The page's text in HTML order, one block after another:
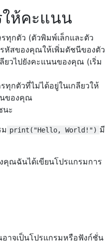
ห้คะแนน
ทุกตัว (ตัวพิมพ์เล็กและตัว
หัสของคุณให้เพิ่มดัชนีของตัว
ยวไปยังคะแนนของคุณ (เริ่ม
ทุกตัวที่ไม่ได้อยู่ในเกลียวให้
นของคุณ
นะ
print("Hello, World!") มี
คุณฉันได้เขียนโปรแกรมการ
าจเป็นโปรแกรมหรือฟังก์ชั่น